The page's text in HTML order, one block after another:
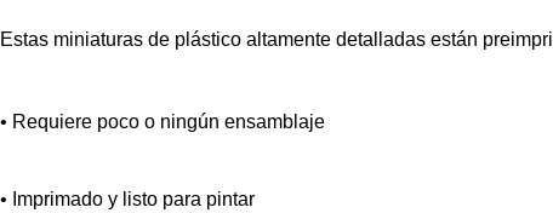
Estas miniaturas de plástico altamente detalladas están
• Requiere poco o ningún ensamblaje
• Imprimado y listo para pintar